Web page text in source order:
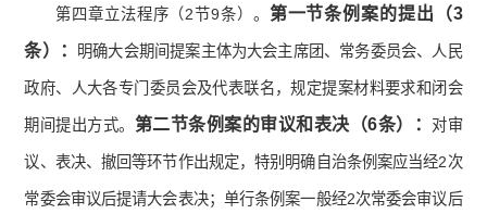
第四章立法程序（2节9条）。 第一节条例案的提出（3
条）：
明确大会期间提案主体为大会主席团、常务委员会、人民
政府、人大各专门委员会及代表联名，规定提案材料要求和闭会
期间提出方式。 第二节条例案的审议和表决（6条）： 对审
议、表决、撤回等环节作出规定，特别明确自治条例案应当经2次
常委会审议后提请大会表决；单行条例案一般经2次常委会审议后